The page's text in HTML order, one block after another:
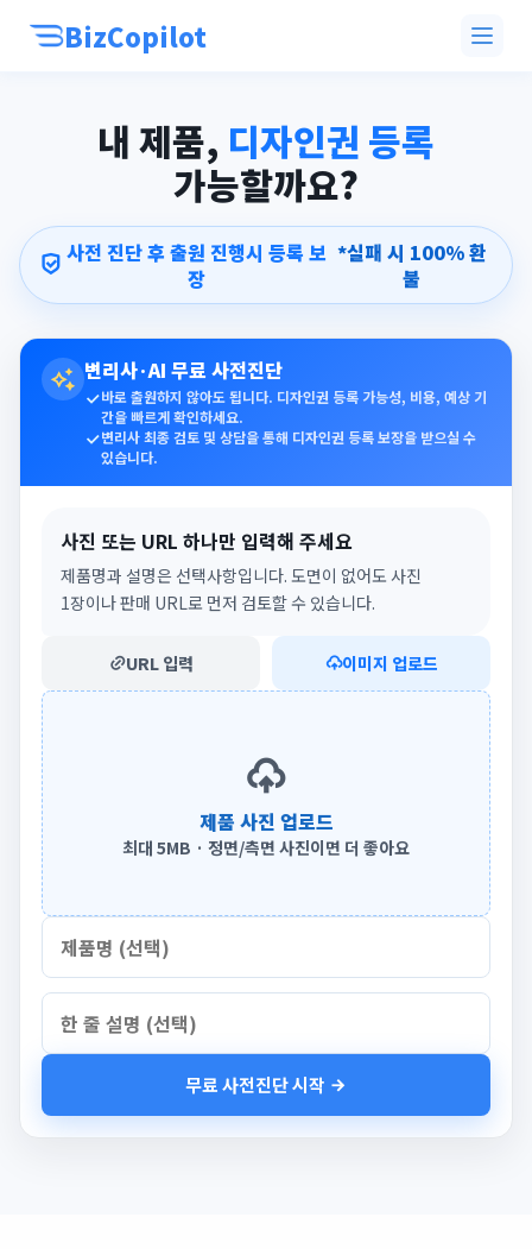
BizCopilot
내 제품, 디자인권 등록
가능할까요?
사전 진단 후 출원 진행시 등록 보
장
*실패 시 100% 환
불
변리사·AI 무료 사전진단
바로 출원하지 않아도 됩니다. 디자인권 등록 가능성, 비용, 예상 기
간을 빠르게 확인하세요.
변리사 최종 검토 및 상담을 통해 디자인권 등록 보장을 받으실 수
있습니다.
사진 또는 URL 하나만 입력해 주세요
제품명과 설명은 선택사항입니다. 도면이 없어도 사진
1장이나 판매 URL로 먼저 검토할 수 있습니다.
URL 입력 이미지 업로드
제품 사진 업로드
최대 5MB · 정면/측면 사진이면 더 좋아요
무료 사전진단 시작